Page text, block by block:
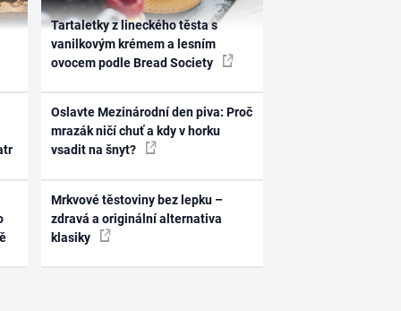
Tartaletky z lineckého těsta s
vanilkovým krémem a lesním
ovocem podle Bread Society
Oslavte Mezinárodní den piva: Proč
mrazák ničí chuť a kdy v horku
vsadit na šnyt?
Mrkvové těstoviny bez lepku –
zdravá a originální alternativa
klasiky